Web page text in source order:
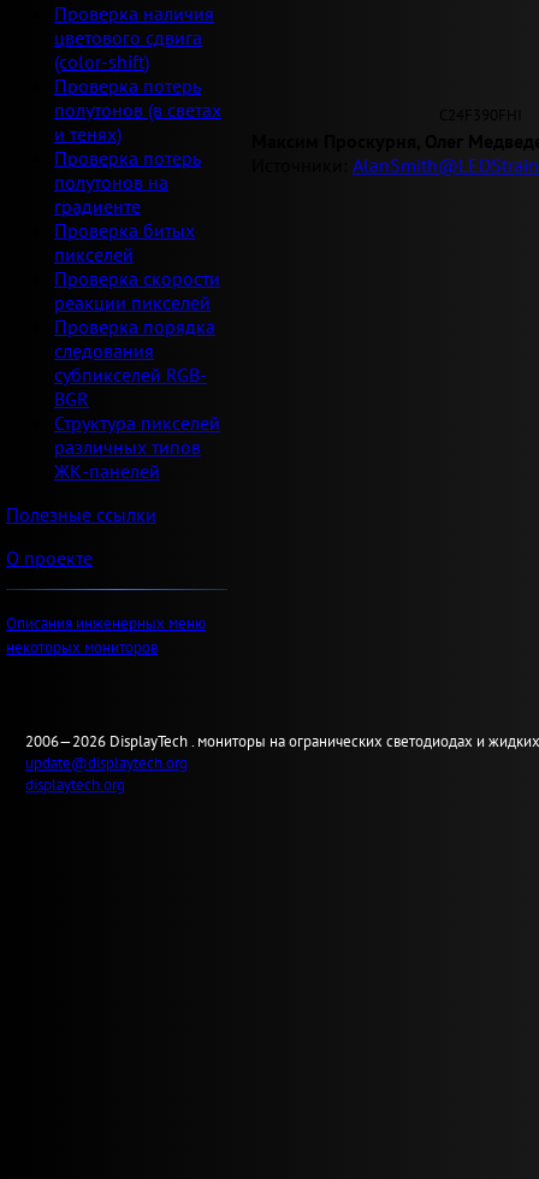
Проверка наличия
цветового сдвига
(color-shift)
Проверка потерь
полутонов (в светах
и тенях)
Проверка потерь
полутонов на
градиенте
Проверка битых
пикселей
Проверка скорости
реакции пикселей
Проверка порядка
следования
субпикселей RGB-
BGR
Структура пикселей
различных типов
ЖК-панелей
Полезные ссылки
О проекте
Описания инженерных меню
некоторых мониторов
Максим Проскурня, Олег
2006—2026 DisplayTech . мониторы на огранических светодиодах и
update@displaytech.org
displaytech.org